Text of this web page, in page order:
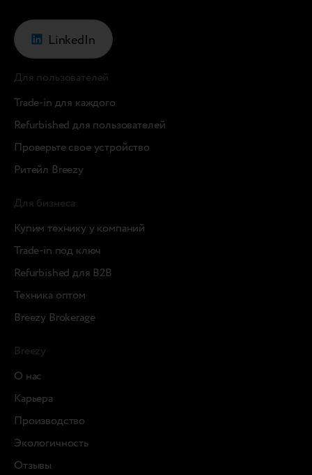
LinkedIn
Для пользователей
Trade-in для каждого
Refurbished для пользователей
Проверьте свое устройство
Ритейл Breezy
Для бизнеса
Купим технику у компаний
Trade-in под ключ
Refurbished для B2B
Техника оптом
Breezy Brokerage
Breezy
О нас
Карьера
Производство
Экологичность
Отзывы